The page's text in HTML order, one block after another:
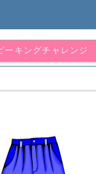
ーキングチャレンジ